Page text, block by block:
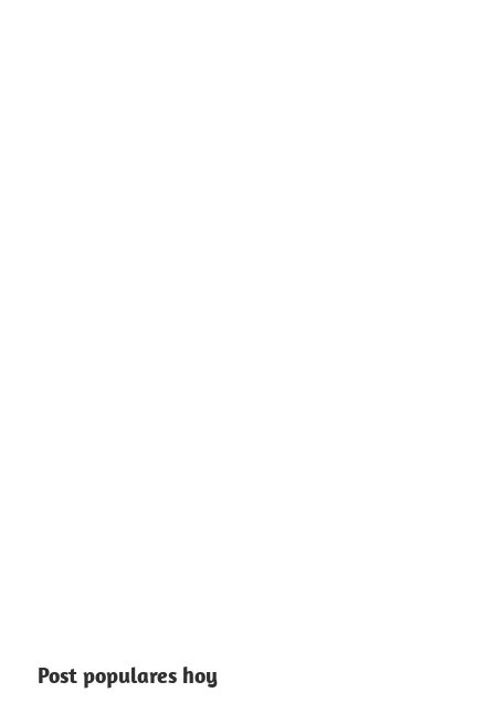
Post populares hoy